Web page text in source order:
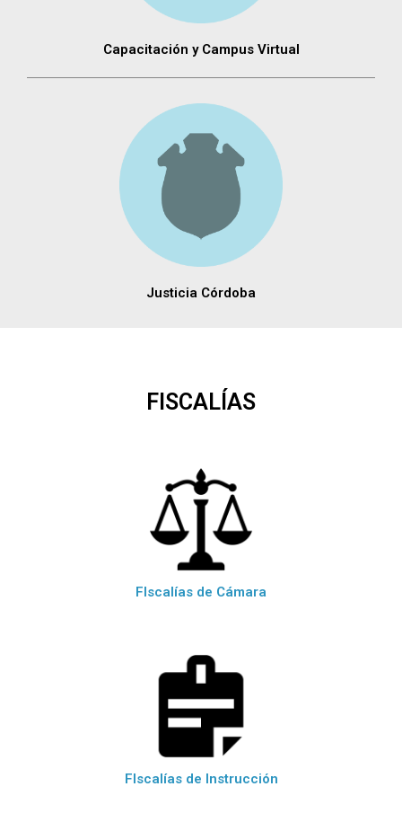
Capacitación y Campus Virtual
Justicia Córdoba
FISCALÍAS
FIscalías de Cámara
FIscalías de Instrucción